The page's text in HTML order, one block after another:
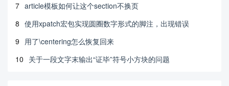
7 article模板如何让这个section不换页
8 使用xpatch宏包实现圆圈数字形式的脚注，出现错误
9 用了\centering怎么恢复回来
10 关于一段文字末输出“证毕”符号小方块的问题